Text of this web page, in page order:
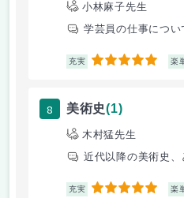
小林麻子先生
学芸員の仕事につ
充実 5 楽
8 美術史(1)
木村猛先生
近代以降の美術史
充実 5 楽